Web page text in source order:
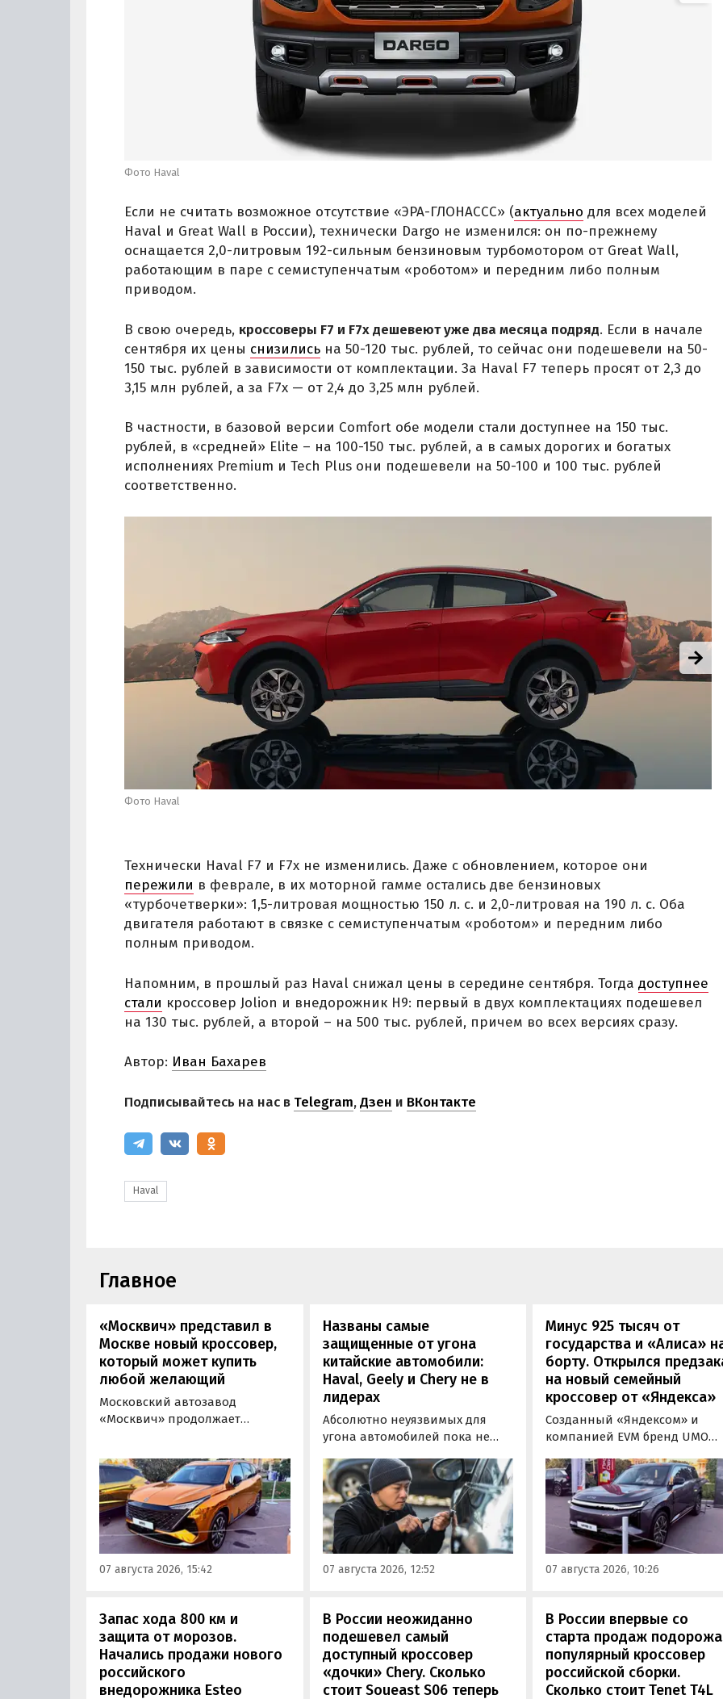
Фото Haval
Если не считать возможное отсутствие «ЭРА-ГЛОНАССС» (актуально для всех моделей
Haval и Great Wall в России), технически Dargo не изменился: он по-прежнему
оснащается 2,0-литровым 192-сильным бензиновым турбомотором от Great Wall,
работающим в паре с семиступенчатым «роботом» и передним либо полным
приводом.
В свою очередь, кроссоверы F7 и F7x дешевеют уже два месяца подряд. Если в начале
сентября их цены снизились на 50-120 тыс. рублей, то сейчас они подешевели на 50-
150 тыс. рублей в зависимости от комплектации. За Haval F7 теперь просят от 2,3 до
3,15 млн рублей, а за F7x — от 2,4 до 3,25 млн рублей.
В частности, в базовой версии Comfort обе модели стали доступнее на 150 тыс.
рублей, в «средней» Elite – на 100-150 тыс. рублей, а в самых дорогих и богатых
исполнениях Premium и Tech Plus они подешевели на 50-100 и 100 тыс. рублей
соответственно.
Фото Haval
Технически Haval F7 и F7x не изменились. Даже с обновлением, которое они
пережили в феврале, в их моторной гамме остались две бензиновых
«турбочетверки»: 1,5-литровая мощностью 150 л. с. и 2,0-литровая на 190 л. с. Оба
двигателя работают в связке с семиступенчатым «роботом» и передним либо
полным приводом.
Напомним, в прошлый раз Haval снижал цены в середине сентября. Тогда доступнее
стали кроссовер Jolion и внедорожник H9: первый в двух комплектациях подешевел
на 130 тыс. рублей, а второй – на 500 тыс. рублей, причем во всех версиях сразу.
Автор: Иван Бахарев
Подписывайтесь на нас в Telegram,Дзен и ВКонтакте
Haval
Главное
«Москвич» представил в
Москве новый кроссовер,
который может купить
любой желающий
Московский автозавод
«Москвич» продолжает
которые сейчас растет. На днях
на автомобильном фестивале
«ПроДвижение» на ВДНХ в
Москве в числе прочих
моделей «Москвича» был
представлен семиместный
кроссовер М90.
07 августа 2026, 15:42
Названы самые
защищенные от угона
китайские автомобили:
Haval, Geely и Chery не в
лидерах
Абсолютно неуязвимых для
угона автомобилей пока не
могут доставить
злоумышленникам больше
всего сложностей. Из китайских
машин таковыми сегодня
являются модели Li и BYD,
сообщил в эфире радио РБК
учредитель федерального
07 августа 2026, 12:52
Минус 925 тысяч от
государства и «Алиса»
борту. Открылся
на новый семейный
кроссовер от «Яндекса»
Созданный «Яндексом» и
компанией EVM бренд UMO
на свою вторую модель
- полноразмерный
кроссовер UMO 8 с полным
приводом. Его уже можно
заказать в двух версиях: Max
5 915 000 рублей и Ultra за 6
000 рублей без учета
07 августа 2026, 10:26
Запас хода 800 км и
защита от морозов.
Начались продажи нового
российского
внедорожника Esteo
В России неожиданно
подешевел самый
доступный кроссовер
«дочки» Chery. Сколько
стоит Soueast S06 теперь
В России впервые со
старта продаж
популярный кроссовер
российской сборки.
Сколько стоит Tenet T4L